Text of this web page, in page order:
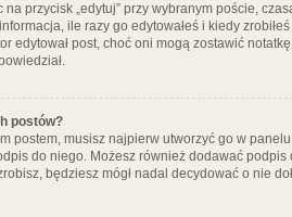
na przycisk „edytuj” przy wybranym poście,
ile razy go edytowałeś i kiedy
edytował post, choć oni mogą zostawić
postów?
postem, musisz najpierw utworzyć go w
do niego. Możesz również dodawać
będziesz mógł nadal decydować o nie